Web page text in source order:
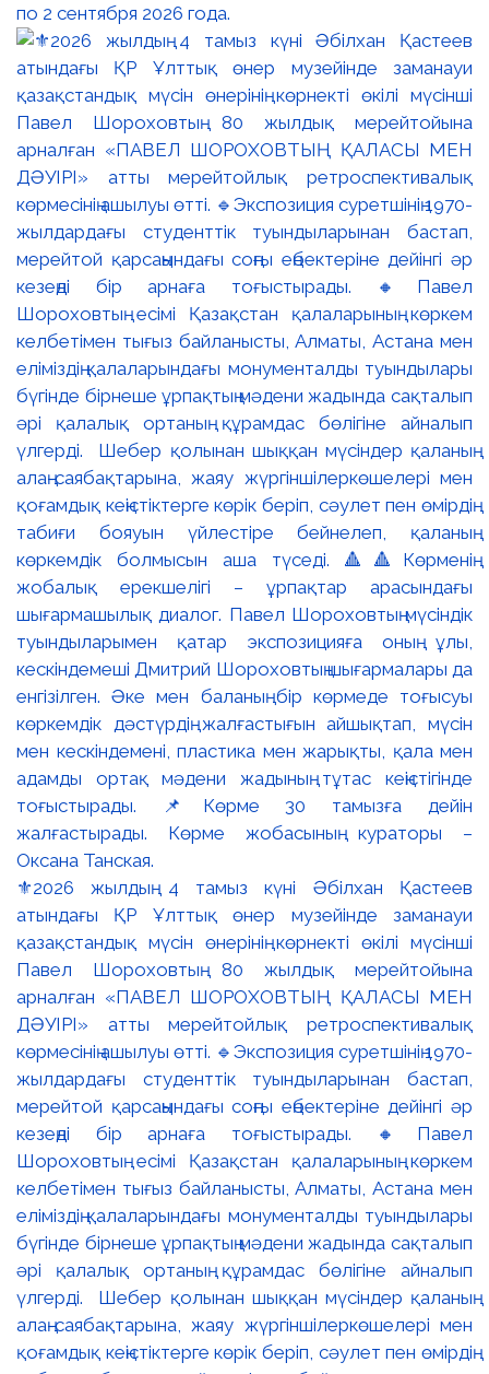
по 2 сентября 2026 года.
⚜️2026 жылдың 4 тамыз күні Әбілхан Қастеев
атындағы ҚР Ұлттық өнер музейінде заманауи
қазақстандық мүсін өнерінің көрнекті өкілі мүсінші
Павел Шороховтың 80 жылдық мерейтойына
арналған «ПАВЕЛ ШОРОХОВТЫҢ ҚАЛАСЫ МЕН
ДӘУІРІ» атты мерейтойлық ретроспективалық
көрмесінің ашылуы өтті. 🔹Экспозиция суретшінің 1970-
жылдардағы студенттік туындыларынан бастап,
мерейтой қарсаңындағы соңғы еңбектеріне дейінгі әр
кезеңді бір арнаға тоғыстырады. 🔸Павел
Шороховтың есімі Қазақстан қалаларының көркем
келбетімен тығыз байланысты, Алматы, Астана мен
еліміздің қалаларындағы монументалды туындылары
бүгінде бірнеше ұрпақтың мәдени жадында сақталып
әрі қалалық ортаның құрамдас бөлігіне айналып
үлгерді. Шебер қолынан шыққан мүсіндер қаланың
алаң-саябақтарына, жаяу жүргіншілеркөшелері мен
қоғамдық кеңістіктерге көрік беріп, сәулет пен өмірдің